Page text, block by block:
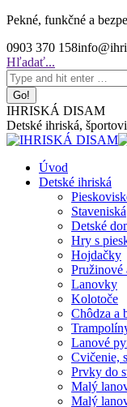
Skip
content
Pekné, funkčné a
0903 370 158
Search:
Hľadať...
IHRISKÁ DISAM
Detské ihriská,
Úvod
Detské ihriská
Staveniská
Detské
Hry s
Hojdačky
Pružinové
Lanovky
Kolotoče
Chôdza a
Lanové
Cvičenie,
Prvky do
Malý
Malý